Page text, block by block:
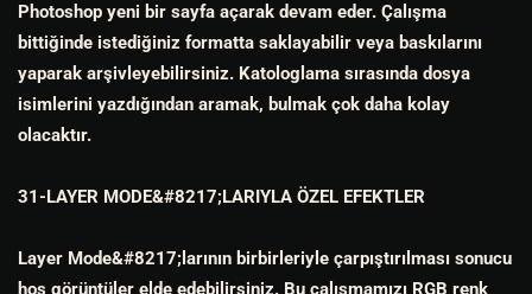
Photoshop yeni bir sayfa açarak devam eder. Çalışma
bittiğinde istediğiniz formatta saklayabilir veya baskılarını
yaparak arşivleyebilirsiniz. Katologlama sırasında dosya
isimlerini yazdığından aramak, bulmak çok daha kolay
olacaktır.
31-LAYER MODE&#8217;LARIYLA ÖZEL EFEKTLER
Layer Mode&#8217;larının birbirleriyle çarpıştırılması sonucu
hoş görüntüler elde edebilirsiniz. Bu çalışmamızı RGB renk